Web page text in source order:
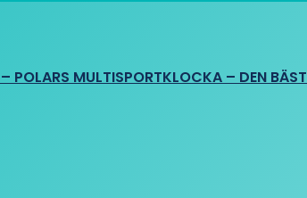
POLARS MULTISPORTKLOCKA – DEN